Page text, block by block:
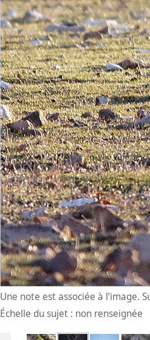
Une note est associée à l’image.
Échelle du sujet : non renseignée